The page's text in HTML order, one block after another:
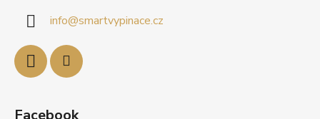
info@smartvypinace.cz